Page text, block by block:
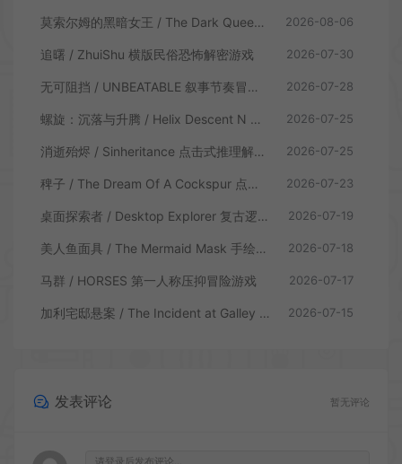
莫索尔姆的黑暗女王 / The Dark Queen of Mortholme 多结局叙事游戏 2026-08-06
追曙 / ZhuiShu 横版民俗恐怖解密游戏 2026-07-30
无可阻挡 / UNBEATABLE 叙事节奏冒险游戏 2026-07-28
螺旋：沉落与升腾 / Helix Descent N Ascent 解谜冒险游戏 2026-07-25
消逝殆烬 / Sinheritance 点击式推理解谜游戏 2026-07-25
稗子 / The Dream Of A Cockspur 点击式剧情解谜游戏 2026-07-23
桌面探索者 / Desktop Explorer 复古逻辑解密游戏 2026-07-19
美人鱼面具 / The Mermaid Mask 手绘点击侦探解谜游戏 2026-07-18
马群 / HORSES 第一人称压抑冒险游戏 2026-07-17
加利宅邸悬案 / The Incident at Galley House 侦探解密推理游戏 2026-07-15
发表评论 暂无评论